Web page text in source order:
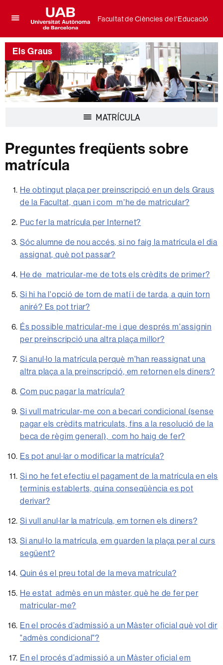
per
desplegar
el
menú
de
Facultat
de
Ciències
Universitat
Autònoma
de
Barcelona
Facultat de Ciències de l'Educació
Els Graus
MATRÍCULA
Preguntes freqüents sobre
matrícula
He obtingut plaça per preinscripció en un dels Graus
de la Facultat, quan i com m'he de matricular?
Puc fer la matrícula per Internet?
Sóc alumne de nou accés, si no faig la matrícula el dia
assignat, què pot passar?
He de matricular-me de tots els crèdits de primer?
Si hi ha l'opció de torn de matí i de tarda, a quin torn
aniré? Es pot triar?
És possible matricular-me i que després m'assignin
per preinscripció una altra plaça millor?
Si anul·lo la matrícula perquè m'han reassignat una
altra plaça a la preinscripció, em retornen els diners?
Com puc pagar la matrícula?
Si vull matricular-me con a becari condicional (sense
pagar els crèdits matriculats, fins a la resolució de la
beca de règim general), com ho haig de fer?
Es pot anul·lar o modificar la matrícula?
Si no he fet efectiu el pagament de la matrícula en els
terminis establerts, quina conseqüència es pot
derivar?
Si vull anul·lar la matrícula, em tornen els diners?
Si anul·lo la matrícula, em guarden la plaça per al curs
següent?
Quin és el preu total de la meva matrícula?
He estat admès en un màster, què he de fer per
matricular-me?
En el procés d’admissió a un Màster oficial què vol dir
"admès condicional"?
En el procés d’admissió a un Màster oficial em